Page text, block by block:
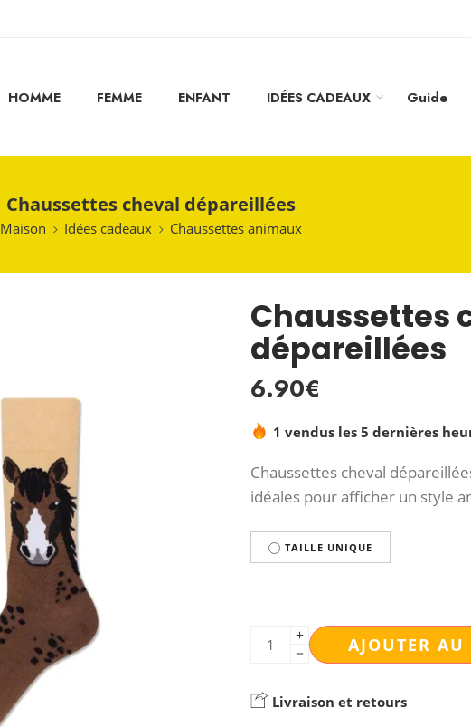
HOMME FEMME ENFANT IDÉES CADEAUX Guide
Chaussettes cheval dépareillées
Maison Idées cadeaux Chaussettes animaux
Chaussettes
dépareillées
6.90€
1 vendus les 5 dernières
Chaussettes cheval
idéales pour afficher un style
TAILLE UNIQUE
AJOUTER AU
Livraison et retours